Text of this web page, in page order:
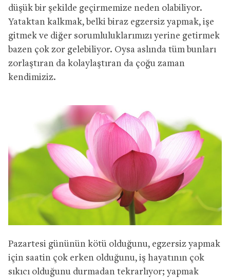
düşük bir şekilde geçirmemize neden olabiliyor.
Yataktan kalkmak, belki biraz egzersiz yapmak, işe
gitmek ve diğer sorumluluklarımızı yerine getirmek
bazen çok zor gelebiliyor. Oysa aslında tüm bunları
zorlaştıran da kolaylaştıran da çoğu zaman
kendimiziz.
Pazartesi gününün kötü olduğunu, egzersiz yapmak
için saatin çok erken olduğunu, iş hayatının çok
sıkıcı olduğunu durmadan tekrarlıyor; yapmak